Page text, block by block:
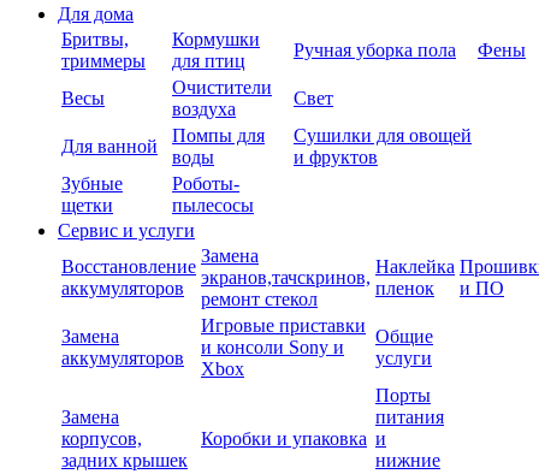
Для дома
Бритвы,
триммеры
Кормушки
для птиц
Ручная уборка пола Фены
Весы
Очистители
воздуха
Свет
Для ванной
Помпы для
воды
Сушилки для овощей
и фруктов
Зубные
щетки
Роботы-
пылесосы
Сервис и услуги
Восстановление
аккумуляторов
Замена
экранов,тачскринов,
ремонт стекол
Наклейка
пленок
и ПО
Замена
аккумуляторов
Игровые приставки
и консоли Sony и
Xbox
Общие
услуги
Замена
корпусов,
задних крышек
Коробки и упаковка
Порты
питания
и
нижние